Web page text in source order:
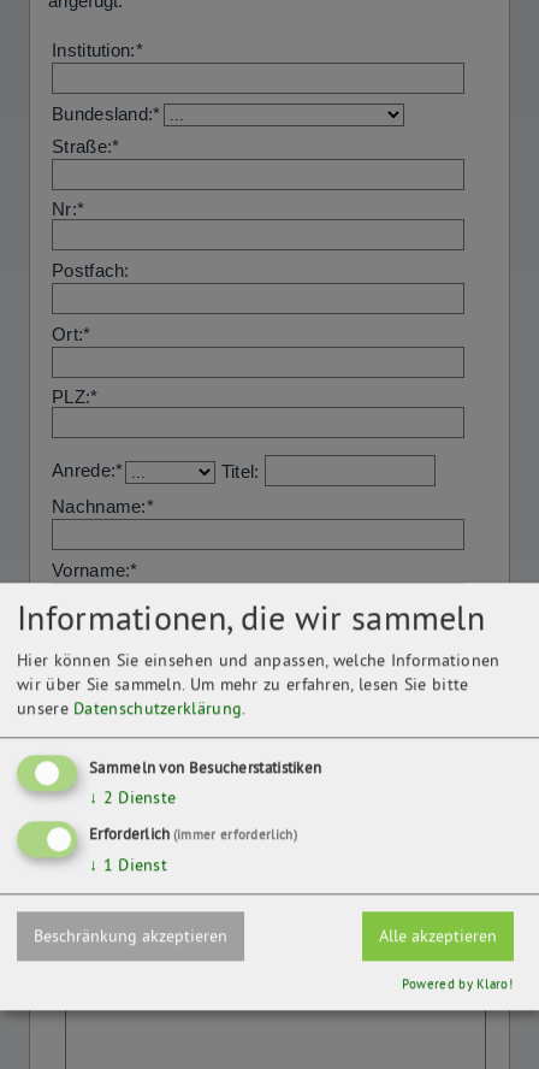
Informationen, die wir sammeln
Hier können Sie einsehen und anpassen, welche Informationen
wir über Sie sammeln. Um mehr zu erfahren, lesen Sie bitte
unsere Datenschutzerklärung.
Sammeln von Besucherstatistiken
↓ 2 Dienste
Erforderlich (immer erforderlich)
↓ 1 Dienst
Beschränkung akzeptieren Alle akzeptieren
Powered by Klaro!